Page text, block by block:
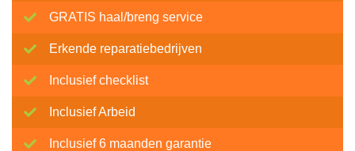
GRATIS haal/breng service
Erkende reparatiebedrijven
Inclusief checklist
Inclusief Arbeid
Inclusief 6 maanden garantie